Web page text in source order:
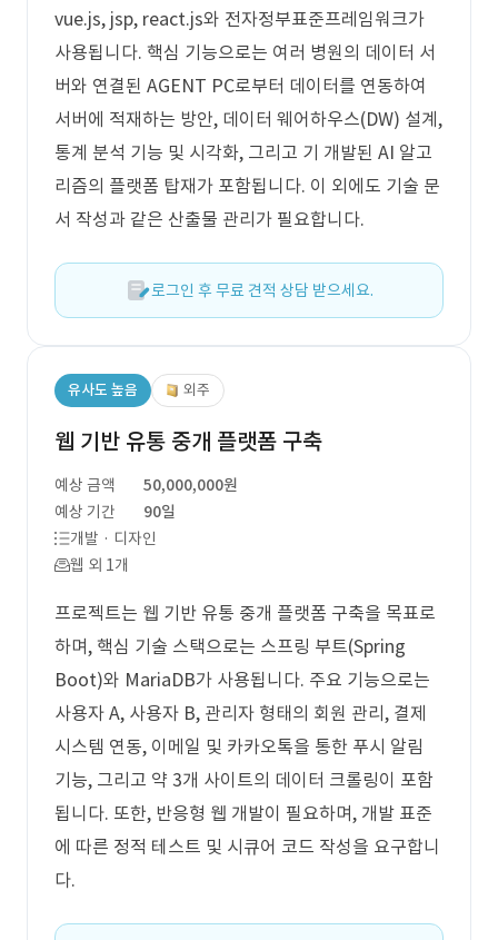
vue.js, jsp, react.js와 전자정부표준프레임워크가
사용됩니다. 핵심 기능으로는 여러 병원의 데이터 서
버와 연결된 AGENT PC로부터 데이터를 연동하여
서버에 적재하는 방안, 데이터 웨어하우스(DW) 설계,
통계 분석 기능 및 시각화, 그리고 기 개발된 AI 알고
리즘의 플랫폼 탑재가 포함됩니다. 이 외에도 기술 문
서 작성과 같은 산출물 관리가 필요합니다.
로그인 후 무료 견적 상담 받으세요.
유사도 높음 외주
웹 기반 유통 중개 플랫폼 구축
예상 금액
50,000,000원
예상 기간
90일
개발 · 디자인
웹 외 1개
프로젝트는 웹 기반 유통 중개 플랫폼 구축을 목표로
하며, 핵심 기술 스택으로는 스프링 부트(Spring
Boot)와 MariaDB가 사용됩니다. 주요 기능으로는
사용자 A, 사용자 B, 관리자 형태의 회원 관리, 결제
시스템 연동, 이메일 및 카카오톡을 통한 푸시 알림
기능, 그리고 약 3개 사이트의 데이터 크롤링이 포함
됩니다. 또한, 반응형 웹 개발이 필요하며, 개발 표준
에 따른 정적 테스트 및 시큐어 코드 작성을 요구합니
다.